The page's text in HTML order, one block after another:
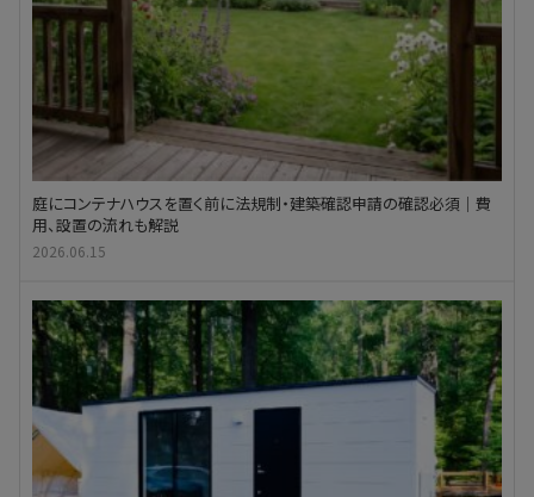
庭にコンテナハウスを置く前に法規制・建築確認申請の確認必須｜費
用、設置の流れも解説
2026.06.15